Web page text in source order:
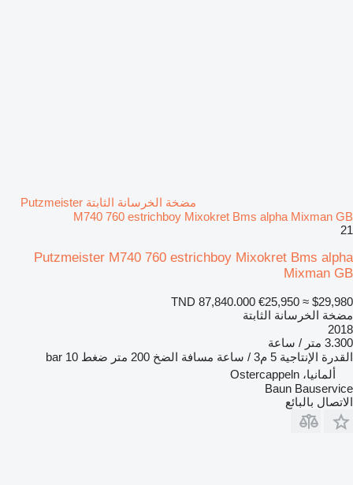
مضخة الخرسانة الثابتة Putzmeister
M740 760 estrichboy Mixokret Bms alpha Mixman GB
21
Putzmeister M740 760 estrichboy Mixokret Bms alpha
Mixman GB
TND 87,840.000 €25,950 ≈ $29,980
مضخة الخرسانة الثابتة
2018
3.300 متر / ساعة
القدرة الإنتاجية 5 م3 / ساعة مسافة الضخ 200 متر ضغط 10 bar
ألمانيا، Ostercappeln
Baun Bauservice
الاتصال بالبائع